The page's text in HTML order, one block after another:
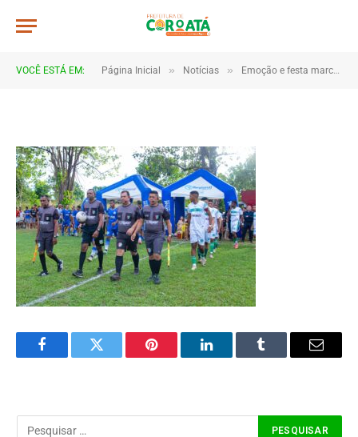
VOCÊ ESTÁ EM: Página Inicial » Notícias » Emoção e festa marcam as finais da Copa Marajá 2025 em Coroatá
IMG_0536
FacebookTwitter Pinterest LinkedInTumblr Email